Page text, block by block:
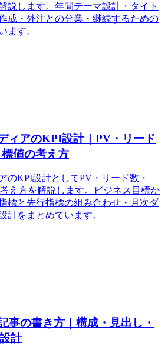
説します。年間テーマ設計・タイト
成・外注との分業・継続するための
ます。
ィアのKPI設計｜PV・リード
値の考え方
のKPI設計としてPV・リード数・
え方を解説します。ビジネス目標か
標と先行指標の組み合わせ・月次ダ
計をまとめています。
事の書き方｜構成・見出し・
計